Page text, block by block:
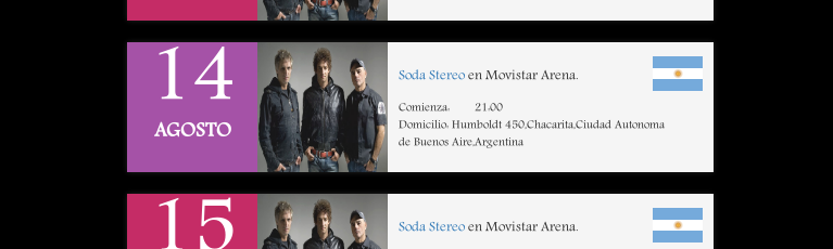
14
AGOSTO
Soda Stereoen Movistar Arena.
Comienza:
21:00
Domicilio: Humboldt 450,Chacarita,Ciudad Autonoma
de Buenos Aire,Argentina
Soda Stereoen Movistar Arena.